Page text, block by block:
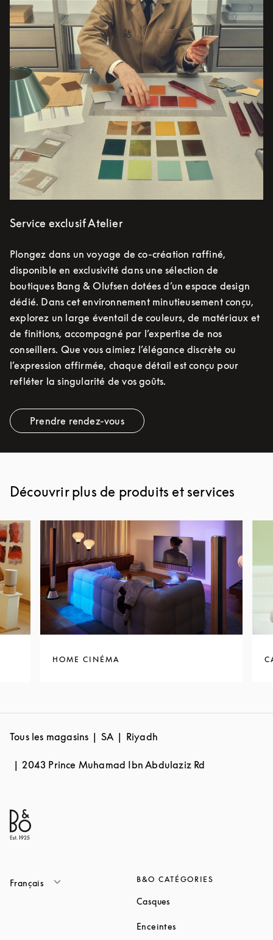
Image de l’événement
Service exclusif Atelier
Plongez dans un voyage de co-création raffiné,
disponible en exclusivité dans une sélection de
boutiques Bang & Olufsen dotées d’un espace design
dédié. Dans cet environnement minutieusement conçu,
explorez un large éventail de couleurs, de matériaux et
de finitions, accompagné par l’expertise de nos
conseillers. Que vous aimiez l’élégance discrète ou
l’expression affirmée, chaque détail est conçu pour
refléter la singularité de vos goûts.
Prendre rendez-vousLink Opens in New Tab
Découvrir plus de produits et services
HOME CINÉMA
Tous les magasins SA Riyadh
2043 Prince Muhamad Ibn Abdulaziz Rd
Français B&O CATÉGORIES
Casques
Enceintes